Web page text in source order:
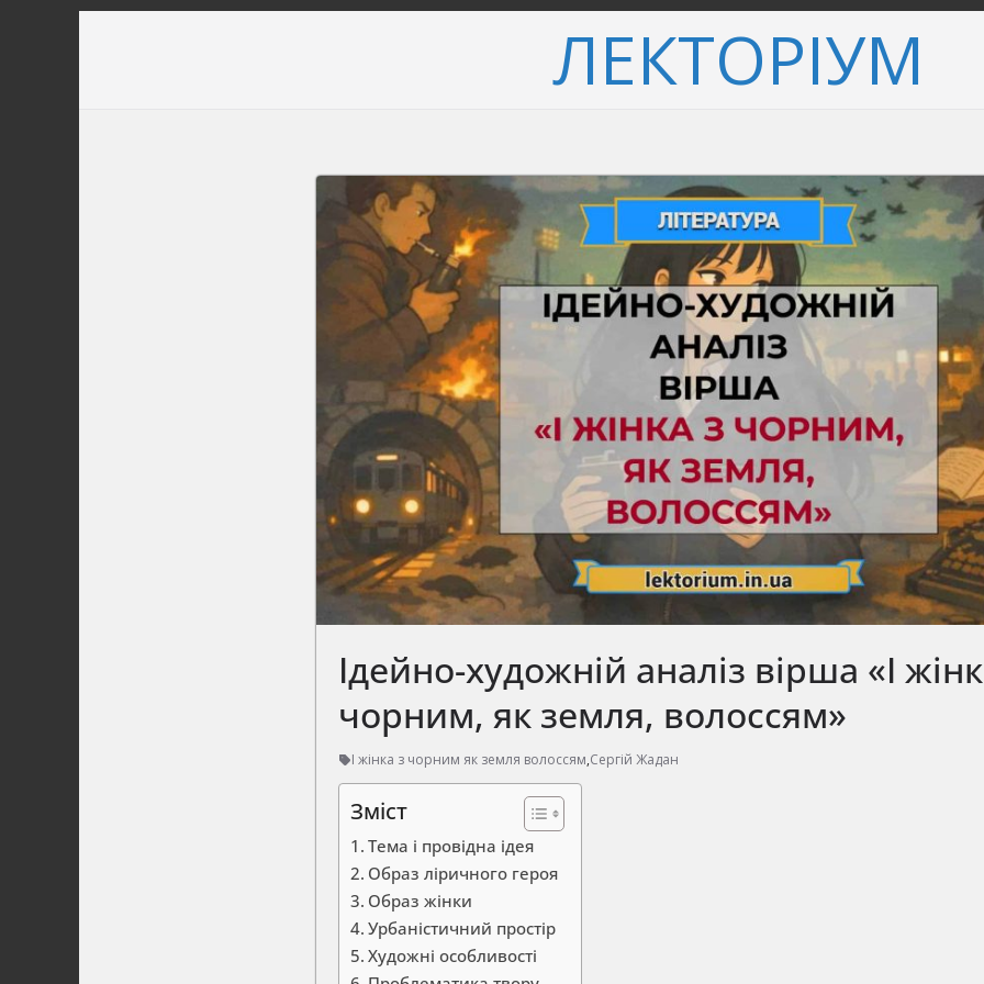
ЛЕКТОРІУМ
Ідейно-художній аналіз вірша «І
чорним, як земля, волоссям»
І жінка з чорним як земля волоссям,Сергій Жадан
Зміст
Тема і провідна ідея
Образ ліричного героя
Образ жінки
Урбаністичний простір
Художні особливості